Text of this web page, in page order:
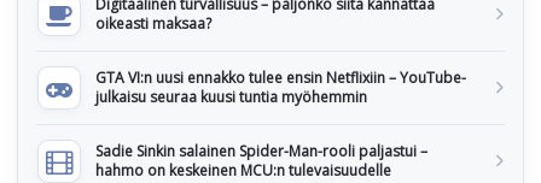
Digitaalinen turvallisuus – paljonko siitä kannattaa
oikeasti maksaa?
GTA VI:n uusi ennakko tulee ensin Netflixiin – YouTube-
julkaisu seuraa kuusi tuntia myöhemmin
Sadie Sinkin salainen Spider-Man-rooli paljastui –
hahmo on keskeinen MCU:n tulevaisuudelle